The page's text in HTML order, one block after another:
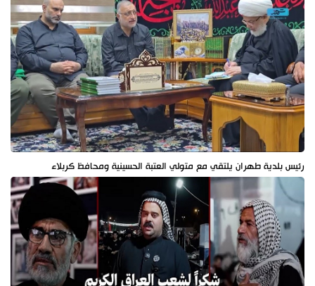
رئيس بلدية طهران يلتقي مع متولي العتبة الحسينية ومحافظ كربلاء